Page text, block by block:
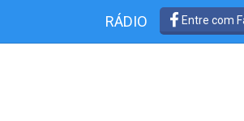
RÁDIO Entre com